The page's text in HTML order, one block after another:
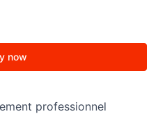
now
professionnel